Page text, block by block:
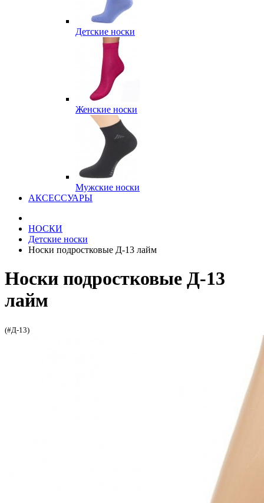
Детские носки
Женские носки
Мужские носки
АКСЕССУАРЫ
НОСКИ
Детские носки
Носки подростковые Д-13 лайм
Носки подростковые Д-13
лайм
(#Д-13)